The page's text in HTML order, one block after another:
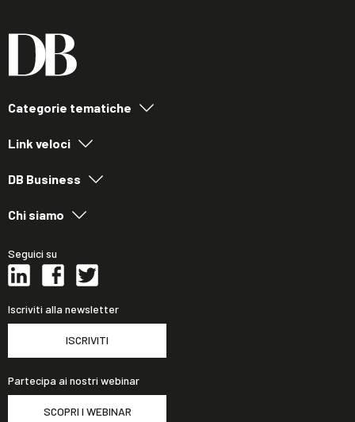
Categorie tematiche
Link veloci
DB Business
Chi siamo
Seguici su
Iscriviti alla newsletter
ISCRIVITI
Partecipa ai nostri webinar
SCOPRI I WEBINAR